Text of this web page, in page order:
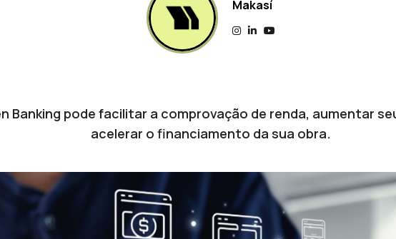
Makasí
Banking pode facilitar a comprovação de renda, aumentar
acelerar o financiamento da sua obra.